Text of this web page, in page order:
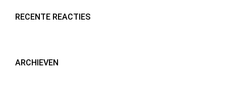
RECENTE REACTIES
ARCHIEVEN